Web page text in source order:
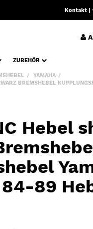
Kontakt |
ZUBEHÖR
YAMAHA
BREMSHEBEL
Hebel
84-89